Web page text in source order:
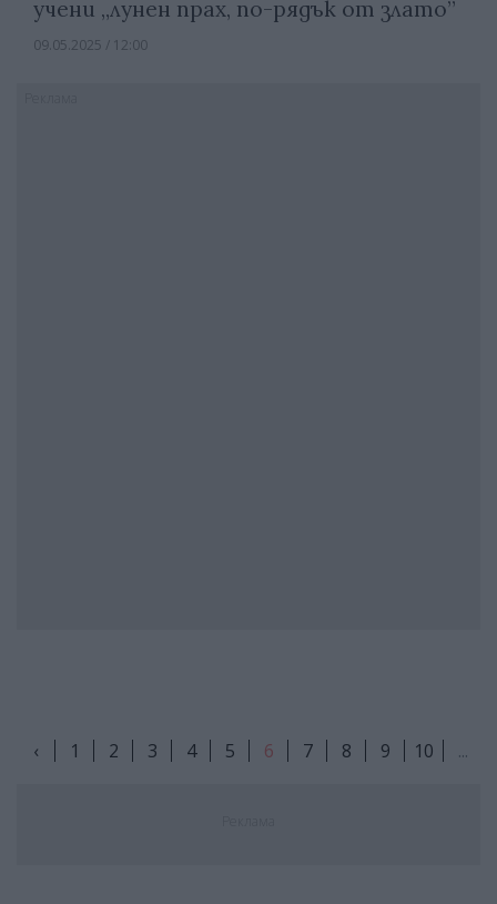
учени „лунен прах, по-рядък от злато”
09.05.2025 / 12:00
‹ 1 2 3 4 5 6 7 8 9 10 ...